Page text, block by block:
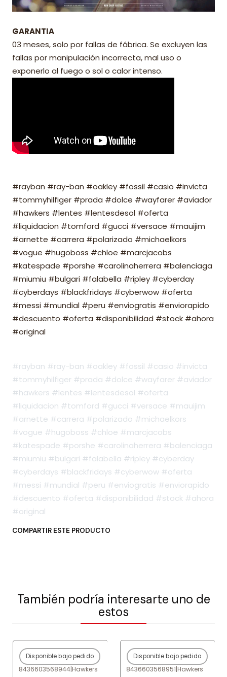
GARANTIA
03 meses, solo por fallas de fábrica. Se excluyen las
fallas por manipulación incorrecta, mal uso o
exponerlo al fuego o sol o calor intenso.
#rayban #ray-ban #oakley #fossil #casio #invicta
#tommyhilfiger #prada #dolce #wayfarer #aviador
#hawkers #lentes #lentesdesol #oferta
#liquidacion #tomford #gucci #versace #mauijim
#arnette #carrera #polarizado #michaelkors
#vogue #hugoboss #chloe #marcjacobs
#katespade #porshe #carolinaherrera #balenciaga
#miumiu #bulgari #falabella #ripley #cyberday
#cyberdays #blackfridays #cyberwow #oferta
#messi #mundial #peru #enviogratis #enviorapido
#descuento #oferta #disponibilidad #stock #ahora
#original
#rayban #ray-ban #oakley #fossil #casio #invicta
#tommyhilfiger #prada #dolce #wayfarer #aviador
#hawkers #lentes #lentesdesol #oferta
#liquidacion #tomford #gucci #versace #mauijim
#arnette #carrera #polarizado #michaelkors
#vogue #hugoboss #chloe #marcjacobs
#katespade #porshe #carolinaherrera #balenciaga
#miumiu #bulgari #falabella #ripley #cyberday
#cyberdays #blackfridays #cyberwow #oferta
#messi #mundial #peru #enviogratis #enviorapido
#descuento #oferta #disponibilidad #stock #ahora
#original
COMPARTIR ESTE PRODUCTO
También podría interesarte uno de
estos
-80%OFF
Agotado
Disponible bajo pedido
8436603568944|Hawkers
-80%OFF
Agotado
Disponible bajo pedido
8436603568951|Hawkers